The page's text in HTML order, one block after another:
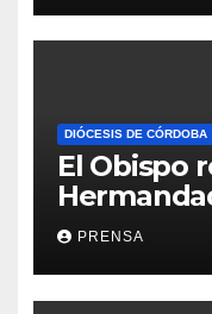
DIÓCESIS DE CÓRDOBA
El Obispo
PRENSA